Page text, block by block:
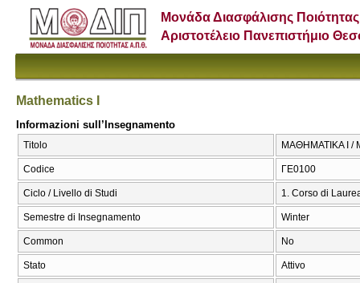
Μονάδα Διασφάλισης Ποιότητας
Αριστοτέλειο Πανεπιστήμιο
Mathematics I
Informazioni sull’Insegnamento
Titolo ΜΑΘΗΜΑΤΙΚΑ Ι /
Codice ΓΕ0100
Ciclo / Livello di Studi 1. Corso di
Semestre di Insegnamento Winter
Common No
Stato Attivo